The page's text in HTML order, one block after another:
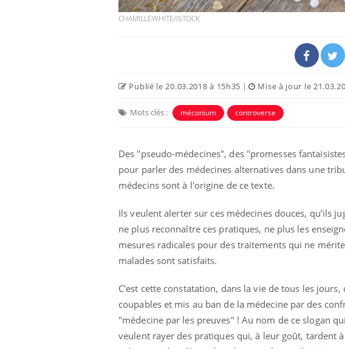
CHAMILLEWHITE/ISTOCK
Publié le 20.03.2018 à 15h35 | Mise à jour le
Mots clés : méconium controverse
Des "pseudo-médecines", des "promesses
pour parler des médecines alternatives dans une
médecins sont à l'origine de ce texte.
Ils veulent alerter sur ces médecines douces, qu’ils
ne plus reconnaître ces pratiques, ne plus les
mesures radicales pour des traitements qui ne
malades sont satisfaits.
C'est cette constatation, dans la vie de tous les
coupables et mis au ban de la médecine par des
"médecine par les preuves" ! Au nom de ce slogan
veulent rayer des pratiques qui, à leur goût, tardent
Carence en fer : comprendre pour
Fatigue, irritabilité, brouillard mental ou
même alopécie… Les symptômes de la
carence en fer sont multiples ce qui la rend
Youtube
Insuline & Charge
En 2026, l'insuline
reste entourée
patients comme